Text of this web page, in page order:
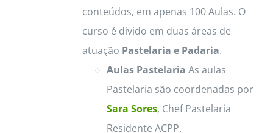
conteúdos, em apenas 100 Aulas. O
curso é divido em duas áreas de
atuação Pastelaria e Padaria.
Aulas Pastelaria As aulas
Pastelaria são coordenadas por
Sara Sores, Chef Pastelaria
Residente ACPP.